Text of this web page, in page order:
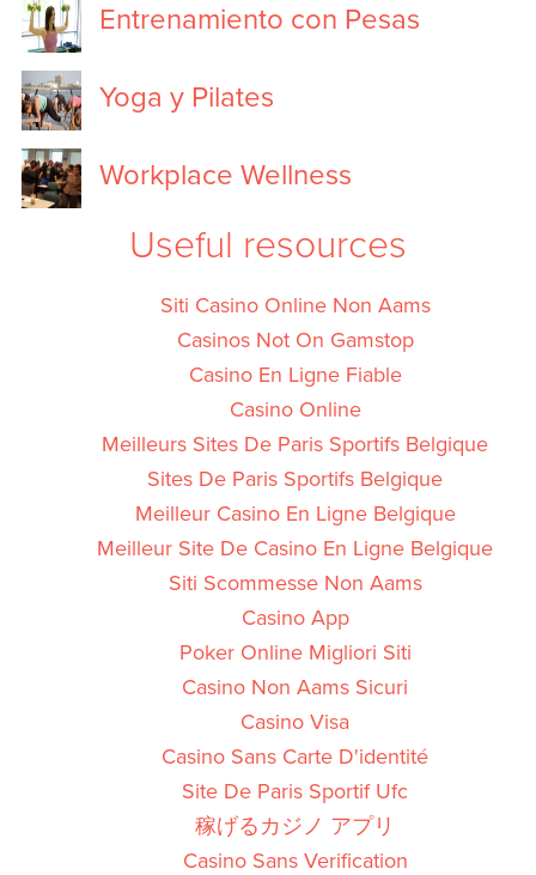
Entrenamiento con Pesas
Yoga y Pilates
Workplace Wellness
Useful resources
Siti Casino Online Non Aams
Casinos Not On Gamstop
Casino En Ligne Fiable
Casino Online
Meilleurs Sites De Paris Sportifs Belgique
Sites De Paris Sportifs Belgique
Meilleur Casino En Ligne Belgique
Meilleur Site De Casino En Ligne Belgique
Siti Scommesse Non Aams
Casino App
Poker Online Migliori Siti
Casino Non Aams Sicuri
Casino Visa
Casino Sans Carte D'identité
Site De Paris Sportif Ufc
稼げるカジノ アプリ
Casino Sans Verification